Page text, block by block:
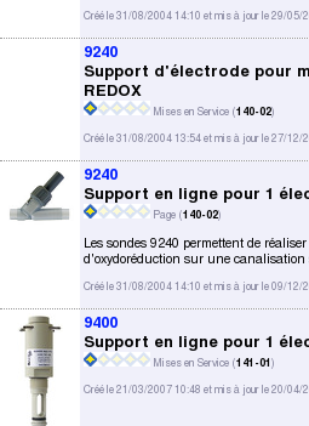
Créé le 31/08/2004 14:10 et mis à jour le 29/05/
9240
Support d'électrode pour
REDOX
Mises en Service (140-02)
Créé le 31/08/2004 13:54 et mis à jour le 27/12/
9240
Support en ligne pour 1
Page (140-02)
Les sondes 9240 permettent de
d'oxydoréduction sur une canalisation
Créé le 31/08/2004 14:10 et mis à jour le 09/12/
9400
Support en ligne pour 1
Mises en Service (141-01 )
Créé le 21/03/2007 10:48 et mis à jour le 20/04/